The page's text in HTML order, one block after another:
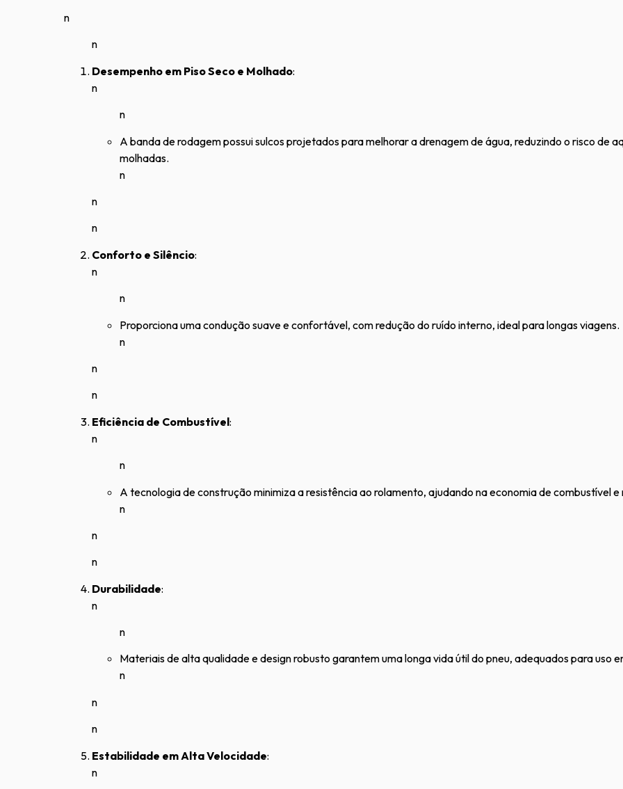
n
n
Desempenho em Piso Seco e Molhado:
n
n
A banda de rodagem possui sulcos projetados para melhorar a drenagem de água, reduzindo o risco de
molhadas.
n
n
n
Conforto e Silêncio:
n
n
Proporciona uma condução suave e confortável, com redução do ruído interno, ideal para longas viagens.
n
n
n
Eficiência de Combustível:
n
n
A tecnologia de construção minimiza a resistência ao rolamento, ajudando na economia de combustível
n
n
n
Durabilidade:
n
n
Materiais de alta qualidade e design robusto garantem uma longa vida útil do pneu, adequados para uso
n
n
n
Estabilidade em Alta Velocidade:
n